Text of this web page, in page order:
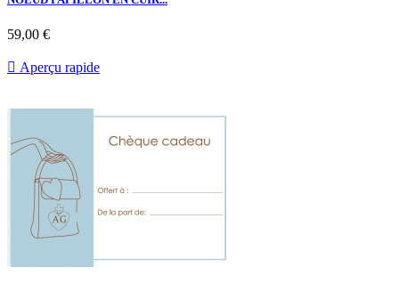
59,00 €
 Aperçu rapide